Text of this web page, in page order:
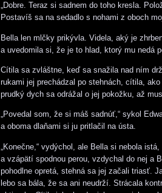
„Dobre. Teraz si sadnem do toho kresla.
Postavíš sa na sedadlo s nohami z oboch
Bella len mlčky prikývla. Videla, aký je
a uvedomila si, že je to hlad, ktorý mu nedá
Cítila sa zvláštne, keď sa snažila nad ním
rukami jej prechádzal po stehnách, cítila,
prudký dych sa odrážal o jej pokožku, až
„Povedal som, že si máš sadnúť,“ sykol
a oboma dlaňami si ju pritlačil na ústa.
„Konečne,“ vydýchol, ale Bella si nebola
a vzápätí spodnou perou, vzdychal do nej a
pohodlne opretá, stehná sa jej začali triasť.
lebo sa bála, že sa ani neudrží. Strácala